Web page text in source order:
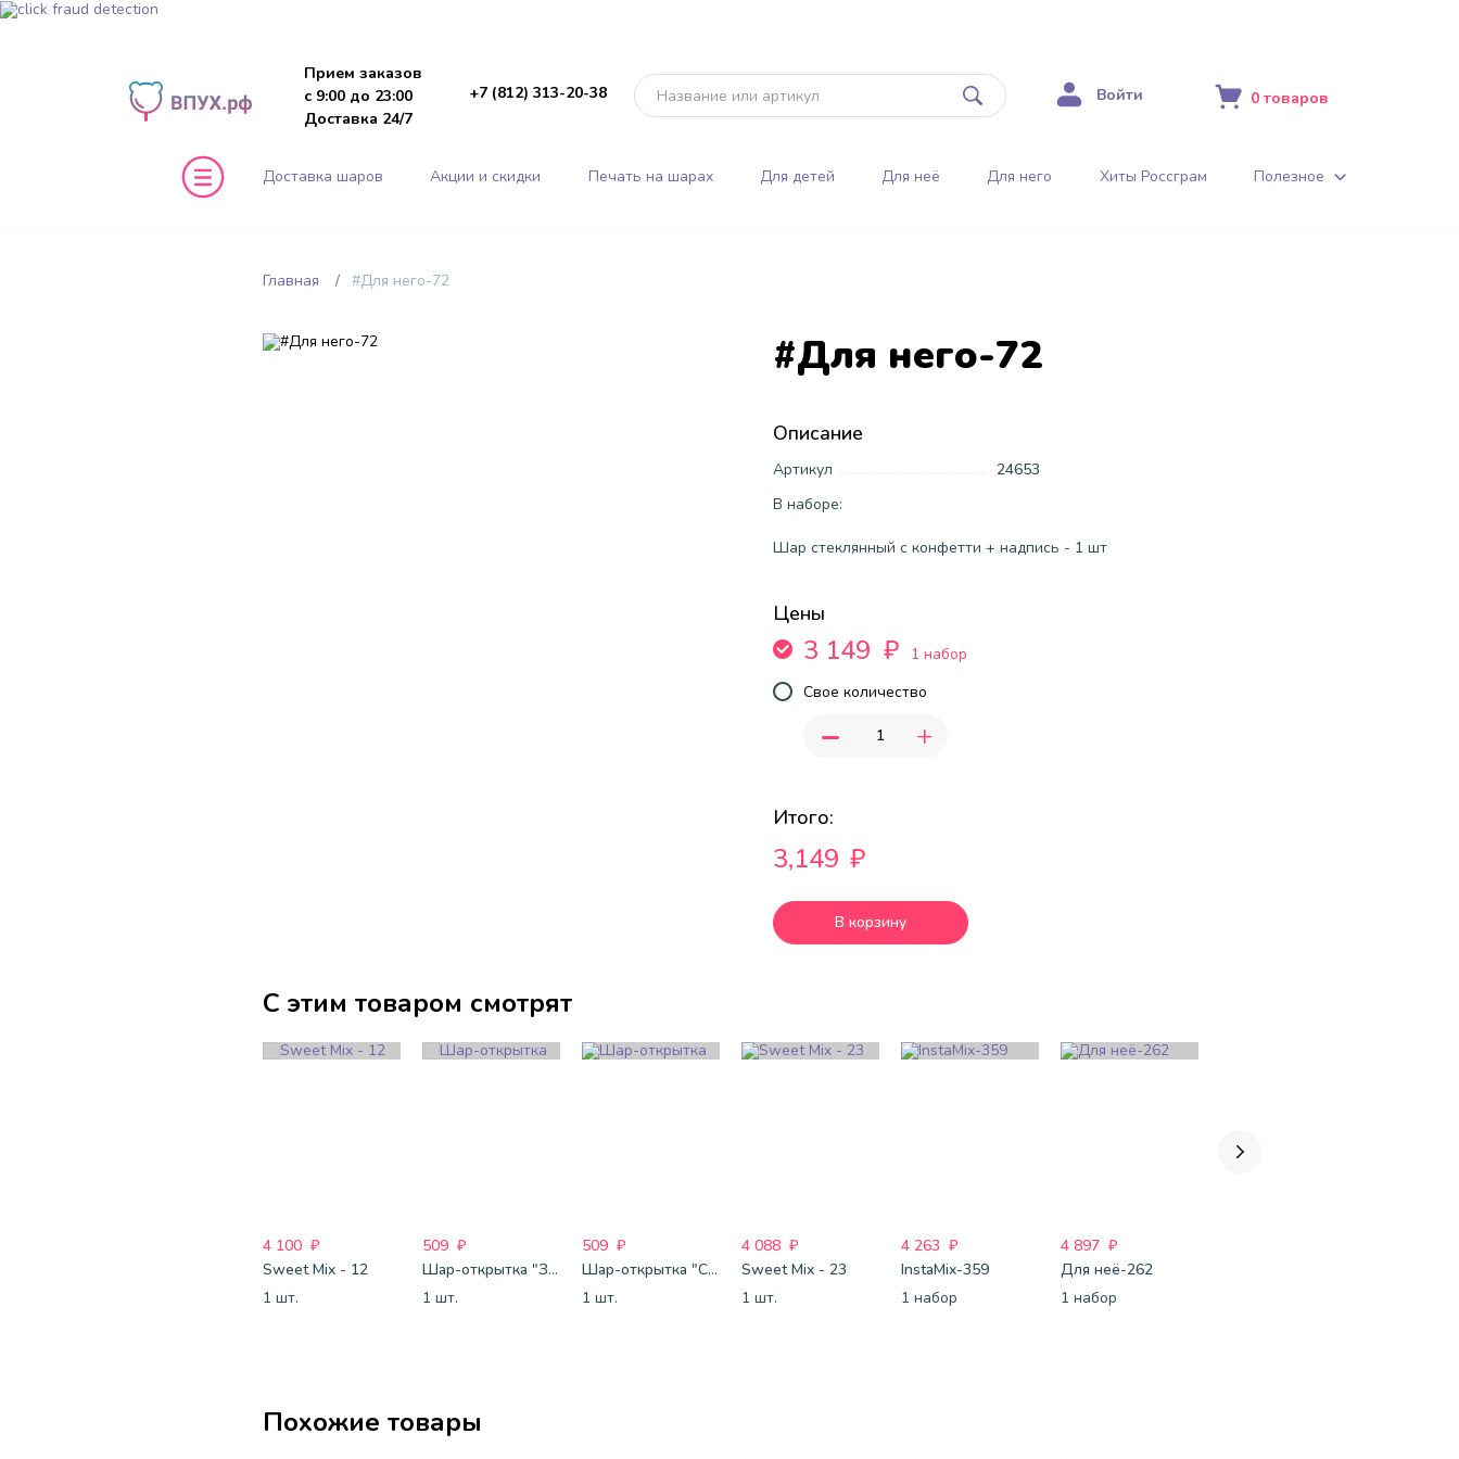
Прием заказов
с 9:00 до 23:00
Доставка 24/7
+7 (812) 313-20-38 Войти 0 товаров
Доставка шаров Акции и скидки Печать на шарах Для детей Для неё Для него Хиты Россграм Полезное
Главная #Для него-72
#Для него-72
Описание
Артикул
24653
В наборе:
Шар стеклянный с конфетти + надпись - 1 шт
Цены
3 149 ₽
1 набор
Свое количество
- +
Итого:
3,149 ₽
В корзину
С этим товаром смотрят
4 100 ₽
Sweet Mix - 12
1 шт.
509 ₽
Шар-открытка "Звезда" (45 см) - 1
1 шт.
509 ₽
Шар-открытка "Сердце" (45 см) - 2
1 шт.
4 088 ₽
Sweet Mix - 23
1 шт.
4 263 ₽
InstaMix-359
1 набор
4 897 ₽
Для неё-262
1 набор
Похожие товары